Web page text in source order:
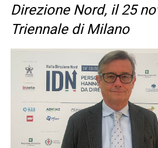
Direzione Nord, il 25
Triennale di Milano